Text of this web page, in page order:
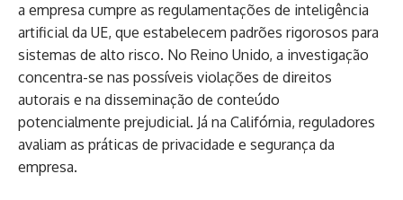
a empresa cumpre as regulamentações de inteligência
artificial da UE, que estabelecem padrões rigorosos para
sistemas de alto risco. No Reino Unido, a investigação
concentra-se nas possíveis violações de direitos
autorais e na disseminação de conteúdo
potencialmente prejudicial. Já na Califórnia, reguladores
avaliam as práticas de privacidade e segurança da
empresa.